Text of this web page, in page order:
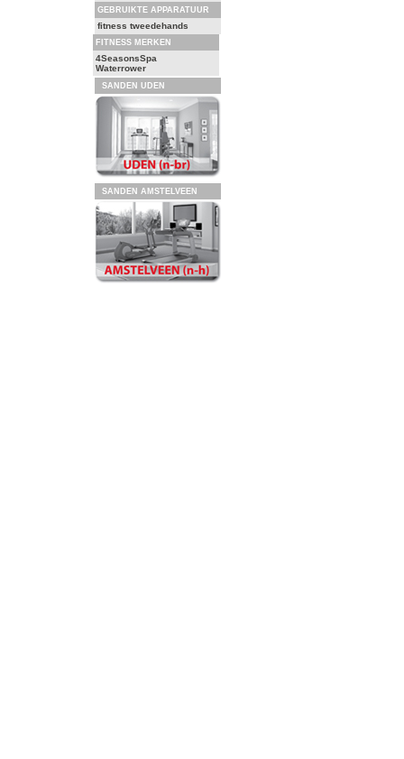
GEBRUIKTE APPARATUUR
fitness tweedehands
FITNESS MERKEN
4SeasonsSpa
Waterrower
SANDEN UDEN
SANDEN AMSTELVEEN